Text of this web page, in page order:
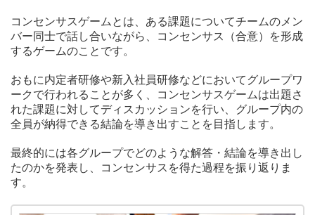
コンセンサスゲームとは、ある課題についてチームのメン
バー同士で話し合いながら、コンセンサス（合意）を形成
するゲームのことです。
おもに内定者研修や新入社員研修などにおいてグループワ
ークで行われることが多く、コンセンサスゲームは出題さ
れた課題に対してディスカッションを行い、グループ内の
全員が納得できる結論を導き出すことを目指します。
最終的には各グループでどのような解答・結論を導き出し
たのかを発表し、コンセンサスを得た過程を振り返りま
す。